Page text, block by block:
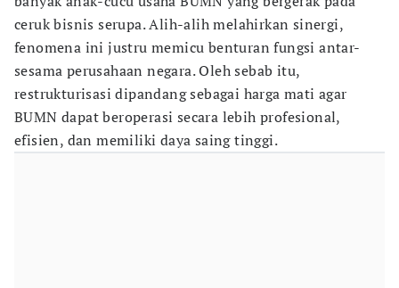
ceruk bisnis serupa. Alih-alih melahirkan sinergi,
fenomena ini justru memicu benturan fungsi antar-
sesama perusahaan negara. Oleh sebab itu,
restrukturisasi dipandang sebagai harga mati agar
BUMN dapat beroperasi secara lebih profesional,
efisien, dan memiliki daya saing tinggi.